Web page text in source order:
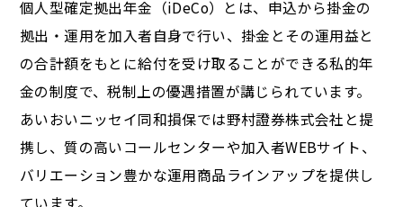
個人型確定拠出年金（iDeCo）とは、申込から掛金の
拠出・運用を加入者自身で行い、掛金とその運用益と
の合計額をもとに給付を受け取ることができる私的年
金の制度で、税制上の優遇措置が講じられています。
あいおいニッセイ同和損保では野村證券株式会社と提
携し、質の高いコールセンターや加入者WEBサイト、
バリエーション豊かな運用商品ラインアップを提供し